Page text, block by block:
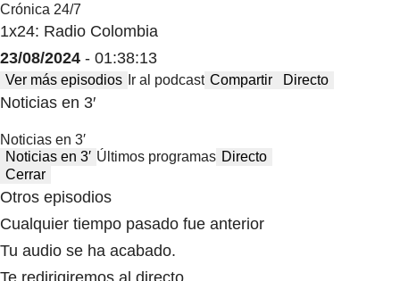
Crónica 24/7
1x24: Radio Colombia
23/08/2024 - 01:38:13
Ver más episodios Ir al podcast Compartir Directo
Noticias en 3′
Noticias en 3′
Noticias en 3′ Últimos programas Directo
Cerrar
Otros episodios
Cualquier tiempo pasado fue anterior
Tu audio se ha acabado.
Te redirigiremos al directo.